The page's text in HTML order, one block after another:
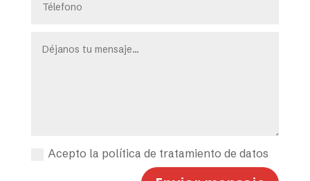
Acepto la política de tratamiento de datos